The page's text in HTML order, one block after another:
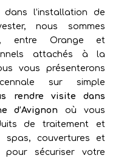
dans l’installation de
nous sommes
entre Orange et
attachés à la
vous présenterons
sur simple
rendre visite dans
d’Avignonoù vous
de traitement et
spas, couvertures et
sécuriser votre